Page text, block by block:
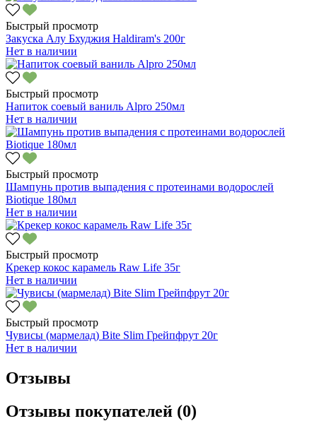
Быстрый просмотр
Закуска Алу Бхуджия Haldiram's 200г
Нет в наличии
Быстрый просмотр
Напиток соевый ваниль Alpro 250мл
Нет в наличии
Быстрый просмотр
Шампунь против выпадения с протеинами водорослей
Biotique 180мл
Нет в наличии
Быстрый просмотр
Крекер кокос карамель Raw Life 35г
Нет в наличии
Быстрый просмотр
Чувисы (мармелад) Bite Slim Грейпфрут 20г
Нет в наличии
Отзывы
Отзывы покупателей (0)